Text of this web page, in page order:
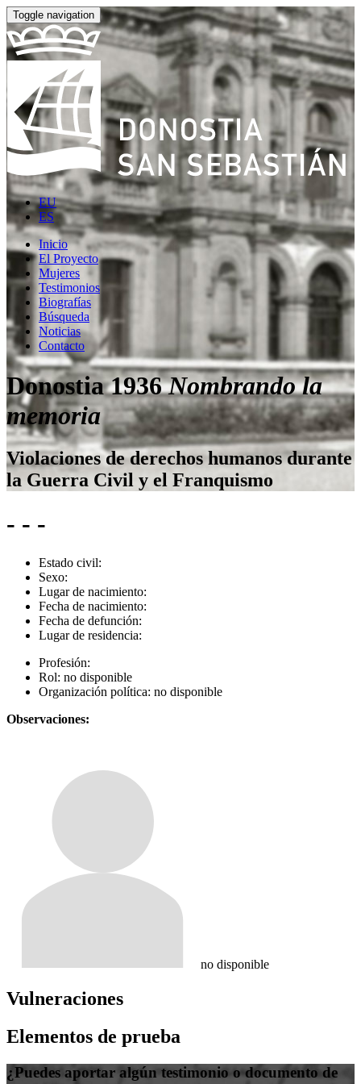
Toggle navigation
EU
ES
Inicio
El Proyecto
Mujeres
Testimonios
Biografías
Búsqueda
Noticias
Contacto
Donostia 1936Nombrando la
memoria
Violaciones de derechos humanos durante
la Guerra Civil y el Franquismo
- - -
Estado civil:
Sexo:
Lugar de nacimiento:
Fecha de nacimiento:
Fecha de defunción:
Lugar de residencia:
Profesión:
Rol: no disponible
Organización política: no disponible
Observaciones:
no disponible
Vulneraciones
Elementos de prueba
¿Puedes aportar algún testimonio o documento de